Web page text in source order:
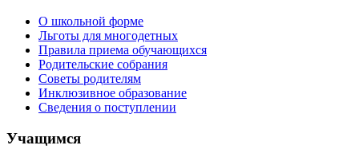
О школьной форме
Льготы для многодетных
Правила приема обучающихся
Родительские собрания
Советы родителям
Инклюзивное образование
Сведения о поступлении
Учащимся